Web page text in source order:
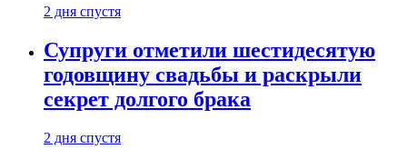
2 дня спустя
Супруги отметили шестидесятую
годовщину свадьбы и раскрыли
секрет долгого брака
2 дня спустя